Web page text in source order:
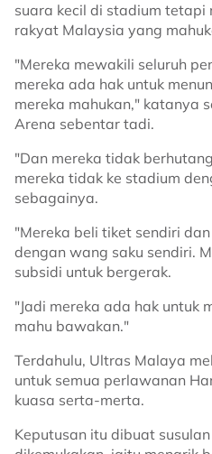
suara kecil di stadium tetapi
rakyat Malaysia yang
"Mereka mewakili seluruh
mereka ada hak untuk
mereka mahukan," katanya
Arena sebentar tadi.
"Dan mereka tidak
mereka tidak ke stadium
sebagainya.
"Mereka beli tiket sendiri
dengan wang saku sendiri.
subsidi untuk bergerak.
"Jadi mereka ada hak untuk
mahu bawakan."
Terdahulu, Ultras Malaya
untuk semua perlawanan
kuasa serta-merta.
Keputusan itu dibuat